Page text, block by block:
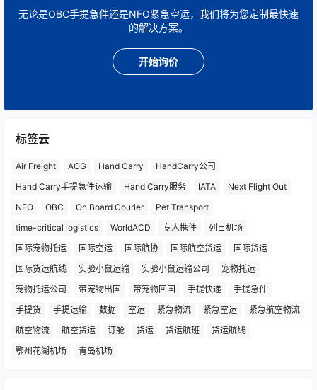
无论是OBC手提急件还是NFO紧急空运，我们将为您定制最快速
的解决方案。
开始询价
标签云
Air Freight AOG Hand Carry
HandCarry公司
Hand Carry手提急件运输
Hand Carry服务 IATA
Next Flight Out
NFO
OBC On Board Courier
Pet Transport
time-critical logistics
WorldACD 专人携件
列日机场
国际宠物托运
国际空运 国际航协 国际航空货运
国际货运
国际货运航线
实验小鼠运输 实验小鼠运输公司
宠物托运
宠物托运公司
带宠物出国 带宠物回国 手提快递
手提急件
手提货
手提运输 数据 空运 紧急物流 紧急空运
紧急航空物流
航空物流
航空货运 订舱 货运 货运航班
货运航线
鄂州花湖机场
青岛机场